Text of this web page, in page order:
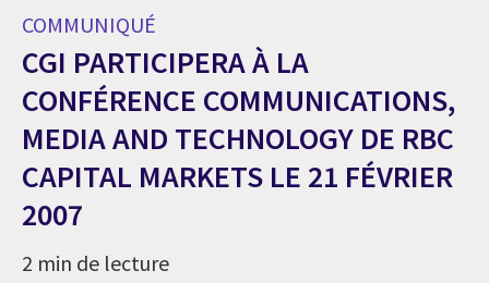
COMMUNIQUÉ
CGI PARTICIPERA À LA
CONFÉRENCE COMMUNICATIONS,
MEDIA AND TECHNOLOGY DE RBC
CAPITAL MARKETS LE 21 FÉVRIER
2007
2 min de lecture